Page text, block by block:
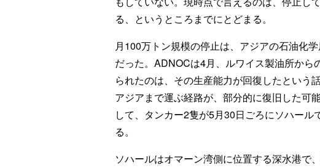
る、というところまでにとどまる。
月100万トン規模の停止は、アジアの石油化
だった。ADNOCは4月、ルワイス製油所から
られたのは、その生産能力が回復したという
アジアまで運ぶ経路が、部分的に復旧した可
して、タンカー2隻が5月30日ごろにソハー
る。
ソハールはオマーン湾側に位置する深水港で